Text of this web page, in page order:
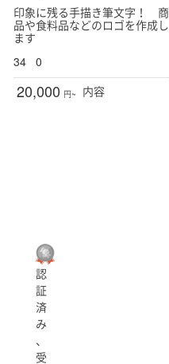
印象に残る手描き筆文字！ 商
品や食料品などのロゴを作成し
ます
34
0
20,000 円~ 内容
認
証
済
み
、
受